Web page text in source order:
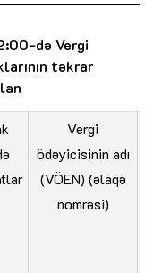
də Vergi
təkrar
Vergi
ödəyicisinin adı
(VÖEN) (əlaqə
nömrəsi)